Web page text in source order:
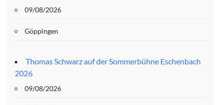
09/08/2026
Göppingen
Thomas Schwarz auf der Sommerbühne Eschenbach
2026
09/08/2026